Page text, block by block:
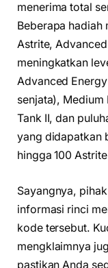
menerima total
Beberapa hadiah
Astrite,
meningkatkan
Advanced
senjata),
Tank II, dan
yang didapatkan
hingga 100
Sayangnya,
informasi rinci
kode tersebut.
mengklaimnya
pastikan Anda